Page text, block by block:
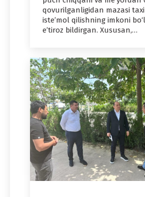
qovurilganligidan mazasi
iste’mol qilishning imkoni
e’tiroz bildirgan. Xususan,…